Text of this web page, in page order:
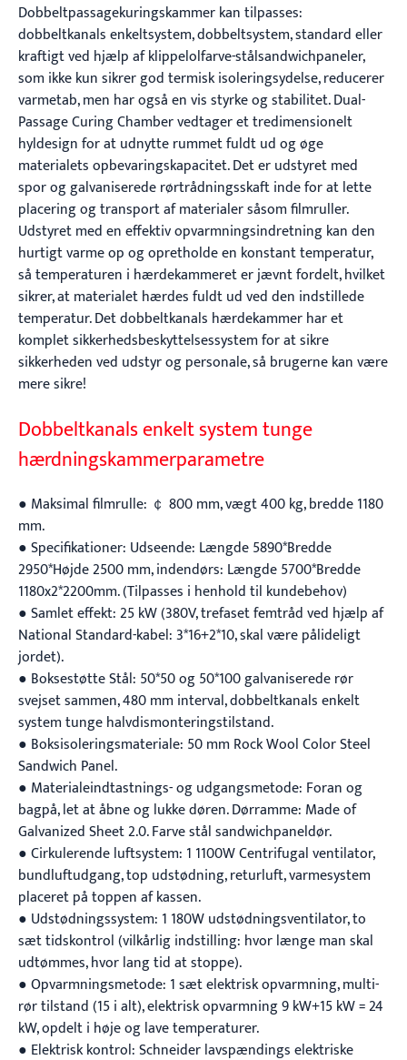
Dobbeltpassagekuringskammer kan tilpasses:
dobbeltkanals enkeltsystem, dobbeltsystem, standard eller
kraftigt ved hjælp af klippelolfarve-stålsandwichpaneler,
som ikke kun sikrer god termisk isoleringsydelse, reducerer
varmetab, men har også en vis styrke og stabilitet. Dual-
Passage Curing Chamber vedtager et tredimensionelt
hyldesign for at udnytte rummet fuldt ud og øge
materialets opbevaringskapacitet. Det er udstyret med
spor og galvaniserede rørtrådningsskaft inde for at lette
placering og transport af materialer såsom filmruller.
Udstyret med en effektiv opvarmningsindretning kan den
hurtigt varme op og opretholde en konstant temperatur,
så temperaturen i hærdekammeret er jævnt fordelt, hvilket
sikrer, at materialet hærdes fuldt ud ved den indstillede
temperatur. Det dobbeltkanals hærdekammer har et
komplet sikkerhedsbeskyttelsessystem for at sikre
sikkerheden ved udstyr og personale, så brugerne kan være
mere sikre!
Dobbeltkanals enkelt system tunge
hærdningskammerparametre
● Maksimal filmrulle: ￠ 800 mm, vægt 400 kg, bredde 1180
mm.
● Specifikationer: Udseende: Længde 5890*Bredde
2950*Højde 2500 mm, indendørs: Længde 5700*Bredde
1180x2*2200mm. (Tilpasses i henhold til kundebehov)
● Samlet effekt: 25 kW (380V, trefaset femtråd ved hjælp af
National Standard-kabel: 3*16+2*10, skal være pålideligt
jordet).
● Boksestøtte Stål: 50*50 og 50*100 galvaniserede rør
svejset sammen, 480 mm interval, dobbeltkanals enkelt
system tunge halvdismonteringstilstand.
● Boksisoleringsmateriale: 50 mm Rock Wool Color Steel
Sandwich Panel.
● Materialeindtastnings- og udgangsmetode: Foran og
bagpå, let at åbne og lukke døren. Dørramme: Made of
Galvanized Sheet 2.0. Farve stål sandwichpaneldør.
● Cirkulerende luftsystem: 1 1100W Centrifugal ventilator,
bundluftudgang, top udstødning, returluft, varmesystem
placeret på toppen af kassen.
● Udstødningssystem: 1 180W udstødningsventilator, to
sæt tidskontrol (vilkårlig indstilling: hvor længe man skal
udtømmes, hvor lang tid at stoppe).
● Opvarmningsmetode: 1 sæt elektrisk opvarmning, multi-
rør tilstand (15 i alt), elektrisk opvarmning 9 kW+15 kW = 24
kW, opdelt i høje og lave temperaturer.
● Elektrisk kontrol: Schneider lavspændings elektriske